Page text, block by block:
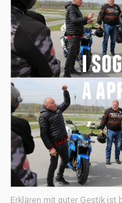
Erklären mit guter Gestik